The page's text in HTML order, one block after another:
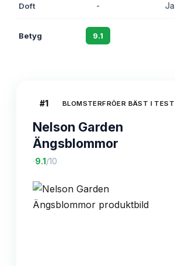
Doft - Ja
Betyg 9.1
#1 BLOMSTERFRÖER BÄST I TEST
Nelson Garden
Ängsblommor
·9.1 /10